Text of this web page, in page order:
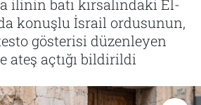
ilinin batı kırsalındaki El-
konuşlu İsrail ordusunun,
gösterisi düzenleyen
ateş açtığı bildirildi